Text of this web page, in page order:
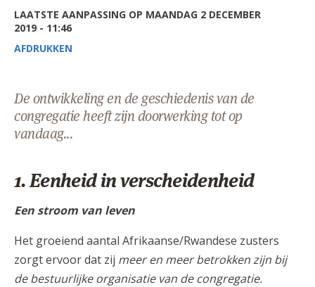
AANMELDEN OF REGISTREREN
LAATSTE AANPASSING OP MAANDAG 2 DECEMBER
2019 - 11:46
AFDRUKKEN
De ontwikkeling en de geschiedenis van de
congregatie heeft zijn doorwerking tot op
vandaag...
1. Eenheid in verscheidenheid
Een stroom van leven
Het groeiend aantal Afrikaanse/Rwandese zusters
zorgt ervoor dat zij meer en meer betrokken zijn bij
de bestuurlijke organisatie van de congregatie.